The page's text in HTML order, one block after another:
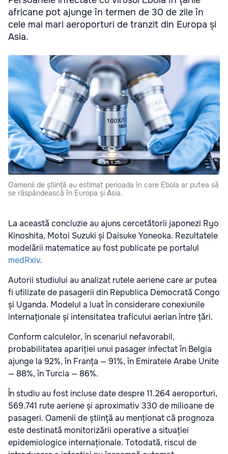
africane pot ajunge în termen de 30 de zile în
cele mai mari aeroporturi de tranzit din Europa și
Asia.
Oamenii de știință au estimat perioada în care Ebola ar putea să
se răspândească în Europa și Asia.
La această concluzie au ajuns cercetătorii japonezi Ryo
Kinoshita, Motoi Suzuki și Daisuke Yoneoka. Rezultatele
modelării matematice au fost publicate pe portalul
medRxiv.
Autorii studiului au analizat rutele aeriene care ar putea
fi utilizate de pasagerii din Republica Democrată Congo
și Uganda. Modelul a luat în considerare conexiunile
internaționale și intensitatea traficului aerian între țări.
Conform calculelor, în scenariul nefavorabil,
probabilitatea apariției unui pasager infectat în Belgia
ajunge la 92%, în Franța — 91%, în Emiratele Arabe Unite
— 88%, în Turcia — 86%.
În studiu au fost incluse date despre 11.264 aeroporturi,
569.741 rute aeriene și aproximativ 330 de milioane de
pasageri. Oamenii de știință au menționat că prognoza
este destinată monitorizării operative a situației
epidemiologice internaționale. Totodată, riscul de